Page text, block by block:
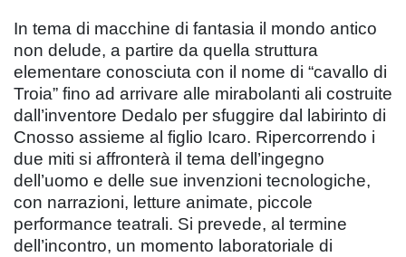
In tema di macchine di fantasia il mondo antico
non delude, a partire da quella struttura
elementare conosciuta con il nome di “cavallo di
Troia” fino ad arrivare alle mirabolanti ali costruite
dall’inventore Dedalo per sfuggire dal labirinto di
Cnosso assieme al figlio Icaro. Ripercorrendo i
due miti si affronterà il tema dell’ingegno
dell’uomo e delle sue invenzioni tecnologiche,
con narrazioni, letture animate, piccole
performance teatrali. Si prevede, al termine
dell’incontro, un momento laboratoriale di